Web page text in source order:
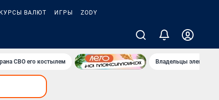
ВАЛЮТ ИГРЫ ZODY
СВО его костылем Владельцы